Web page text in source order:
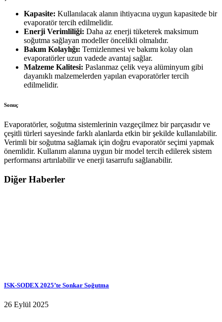
Kapasite: Kullanılacak alanın ihtiyacına uygun kapasitede bir
evaporatör tercih edilmelidir.
Enerji Verimliliği: Daha az enerji tüketerek maksimum
soğutma sağlayan modeller öncelikli olmalıdır.
Bakım Kolaylığı: Temizlenmesi ve bakımı kolay olan
evaporatörler uzun vadede avantaj sağlar.
Malzeme Kalitesi: Paslanmaz çelik veya alüminyum gibi
dayanıklı malzemelerden yapılan evaporatörler tercih
edilmelidir.
Sonuç
Evaporatörler, soğutma sistemlerinin vazgeçilmez bir parçasıdır ve
çeşitli türleri sayesinde farklı alanlarda etkin bir şekilde kullanılabilir.
Verimli bir soğutma sağlamak için doğru evaporatör seçimi yapmak
önemlidir. Kullanım alanına uygun bir model tercih edilerek sistem
performansı artırılabilir ve enerji tasarrufu sağlanabilir.
Diğer Haberler
ISK-SODEX 2025’te Sonkar Soğutma
26 Eylül 2025